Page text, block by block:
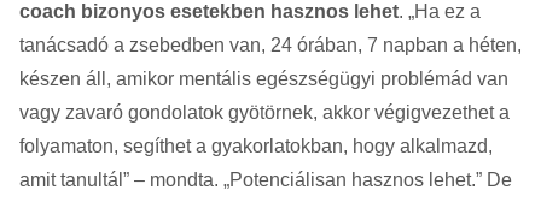
coach bizonyos esetekben hasznos lehet. „Ha ez a
tanácsadó a zsebedben van, 24 órában, 7 napban a héten,
készen áll, amikor mentális egészségügyi problémád van
vagy zavaró gondolatok gyötörnek, akkor végigvezethet a
folyamaton, segíthet a gyakorlatokban, hogy alkalmazd,
amit tanultál” – mondta. „Potenciálisan hasznos lehet.” De